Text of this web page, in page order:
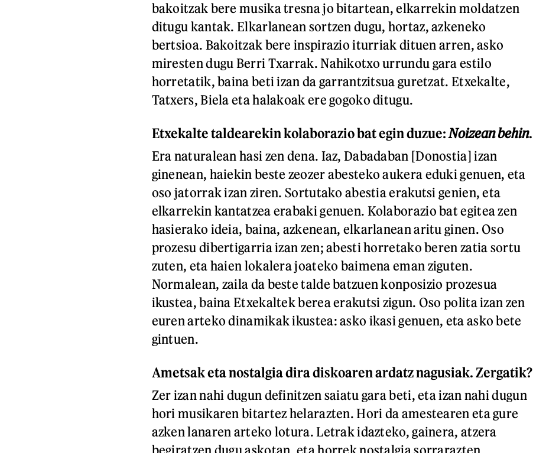
bakoitzak bere musika tresna jo bitartean, elkarrekin moldatzen
ditugu kantak. Elkarlanean sortzen dugu, hortaz, azkeneko
bertsioa. Bakoitzak bere inspirazio iturriak dituen arren, asko
miresten dugu Berri Txarrak. Nahikotxo urrundu gara estilo
horretatik, baina beti izan da garrantzitsua guretzat. Etxekalte,
Tatxers, Biela eta halakoak ere gogoko ditugu.
Etxekalte taldearekin kolaborazio bat egin duzue:Noizean behin.
Era naturalean hasi zen dena. Iaz, Dabadaban [Donostia] izan
ginenean, haiekin beste zeozer abesteko aukera eduki genuen, eta
oso jatorrak izan ziren. Sortutako abestia erakutsi genien, eta
elkarrekin kantatzea erabaki genuen. Kolaborazio bat egitea zen
hasierako ideia, baina, azkenean, elkarlanean aritu ginen. Oso
prozesu dibertigarria izan zen; abesti horretako beren zatia sortu
zuten, eta haien lokalera joateko baimena eman ziguten.
Normalean, zaila da beste talde batzuen konposizio prozesua
ikustea, baina Etxekaltek berea erakutsi zigun. Oso polita izan zen
euren arteko dinamikak ikustea: asko ikasi genuen, eta asko bete
gintuen.
Ametsak eta nostalgia dira diskoaren ardatz nagusiak. Zergatik?
Zer izan nahi dugun definitzen saiatu gara beti, eta izan nahi dugun
hori musikaren bitartez helarazten. Hori da amestearen eta gure
azken lanaren arteko lotura. Letrak idazteko, gainera, atzera
begiratzen dugu askotan, eta horrek nostalgia sorrarazten